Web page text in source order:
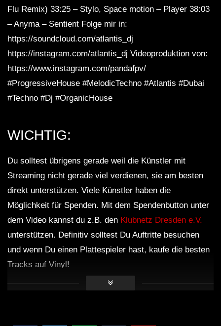
Flu Remix) 33:25 – Stylo, Space motion – Player 38:03
– Anyma – Sentient Folge mir in:
https://soundcloud.com/atlantis_dj
https://instagram.com/atlantis_dj Videoproduktion von:
https://www.instagram.com/pandafpv/
#ProgressiveHouse #MelodicTechno #Atlantis #Dubai
#Techno #Dj #OrganicHouse
WICHTIG:
Du solltest übrigens gerade weil die Künstler mit
Streaming nicht gerade viel verdienen, sie am besten
direkt unterstützen. Viele Künstler haben die
Möglichkeit für Spenden. Mit dem Spendenbutton unter
dem Video kannst du z.B. den Klubnetz Dresden e.V.
unterstützen. Definitiv solltest Du Auftritte besuchen
und wenn Du einen Plattespieler hast, kaufe die besten
Tracks auf Vinyl!